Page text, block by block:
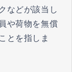
などが該当し
や荷物を無償
とを指しま